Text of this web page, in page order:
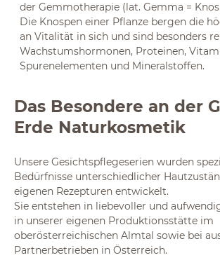
der Gemmotherapie (lat. Gemma =
Die Knospen einer Pflanze bergen die
an Vitalität in sich und sind besonders
Wachstumshormonen, Proteinen,
Spurenelementen und Mineralstoffen.
Das Besondere an der
Erde Naturkosmetik
Unsere Gesichtspflegeserien wurden
Bedürfnisse unterschiedlicher
eigenen Rezepturen entwickelt.
Sie entstehen in liebevoller und
in unserer eigenen Produktionsstätte im
oberösterreichischen Almtal sowie bei
Partnerbetrieben in Österreich.